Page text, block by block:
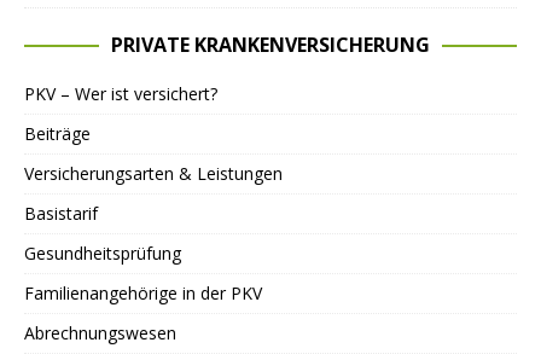
PRIVATE KRANKENVERSICHERUNG
PKV – Wer ist versichert?
Beiträge
Versicherungsarten & Leistungen
Basistarif
Gesundheitsprüfung
Familienangehörige in der PKV
Abrechnungswesen